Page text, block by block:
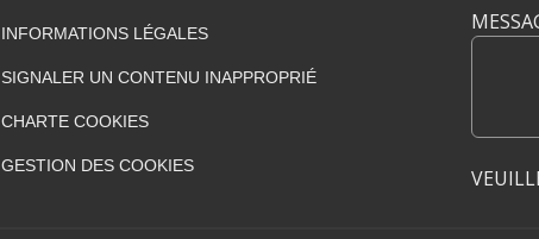
INFORMATIONS LÉGALES
SIGNALER UN CONTENU INAPPROPRIÉ
CHARTE COOKIES
GESTION DES COOKIES